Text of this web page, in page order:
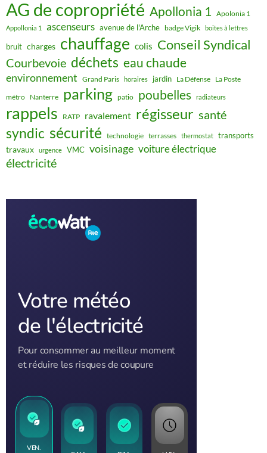
AG de copropriété Apollonia 1 Apolonia 1
Appollonia 1 ascenseurs avenue de l'Arche badge Vigik boites à lettres
bruit charges chauffage colis Conseil Syndical
Courbevoie déchets eau chaude
environnement Grand Paris horaires jardin La Défense La Poste
métro Nanterre parking patio poubelles radiateurs
rappels RATP ravalement régisseur santé
syndic sécurité technologie terrasses thermostat transports
travaux urgence VMC voisinage voiture électrique
électricité